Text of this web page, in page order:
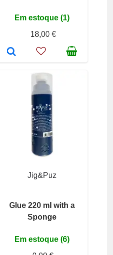
Em estoque (1)
18,00 €
Jig&Puz
Glue 220 ml with a
Sponge
Em estoque (6)